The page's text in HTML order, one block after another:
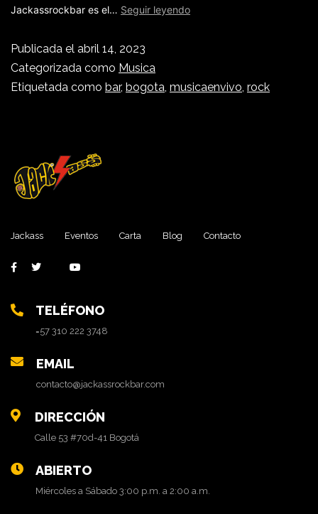
Jackassrockbar es el… Seguir leyendo
Publicada el abril 14, 2023
Categorizada como Musica
Etiquetada como bar, bogota, musicaenvivo, rock
Jackass Eventos Carta Blog Contacto
TELÉFONO
=57 310 222 3748
EMAIL
contacto@jackassrockbar.com
DIRECCIÓN
Calle 53 #70d-41 Bogotá
ABIERTO
Miércoles a Sábado 3:00 p.m. a 2:00 a.m.